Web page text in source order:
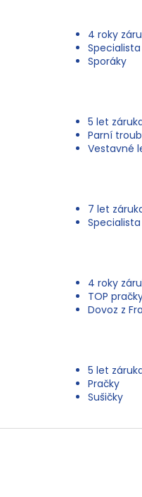
4 roky
Sporáky
5 let
Parní
Vestavné
7 let
4 roky
TOP
Dovoz z
5 let
Pračky
Sušičky
Z